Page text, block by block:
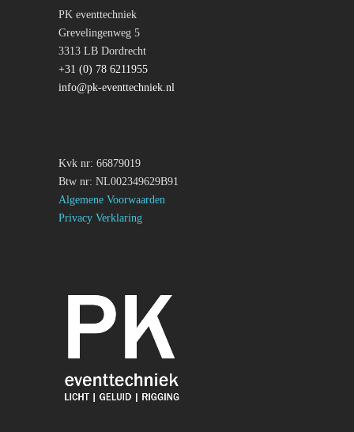
PK eventtechniek
Grevelingenweg 5
3313 LB Dordrecht
+31 (0) 78 6211955
info@pk-eventtechniek.nl
Kvk nr: 66879019
Btw nr: NL002349629B91
Algemene Voorwaarden
Privacy Verklaring